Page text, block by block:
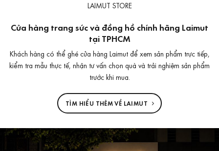
LAIMUT STORE
Cửa hàng trang sức và đồng hồ chính hãng Laimut
tại TPHCM
Khách hàng có thể ghé cửa hàng Laimut để xem sản phẩm trực tiếp,
kiểm tra mẫu thực tế, nhận tư vấn chọn quà và trải nghiệm sản phẩm
trước khi mua.
TÌM HIỂU THÊM VỀ LAIMUT